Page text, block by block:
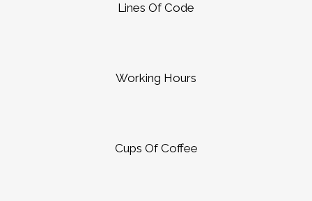
Lines Of Code
Working Hours
Cups Of Coffee